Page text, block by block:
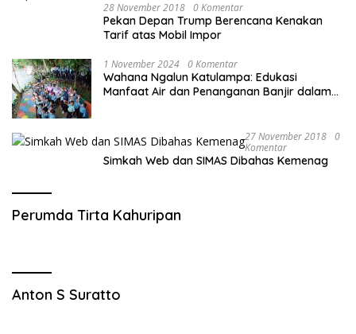
28 November 2018 0 Komentar
Pekan Depan Trump Berencana Kenakan
Tarif atas Mobil Impor
1 November 2024 0 Komentar
Wahana Ngalun Katulampa: Edukasi
Manfaat Air dan Penanganan Banjir dalam
27 November 2018 0
Komentar
Simkah Web dan SIMAS Dibahas Kemenag
Perumda Tirta Kahuripan
Anton S Suratto